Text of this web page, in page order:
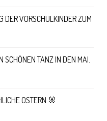
VORSCHULKINDER ZUM
SCHÖNEN TANZ IN DEN MAI.
OSTERN 🐰